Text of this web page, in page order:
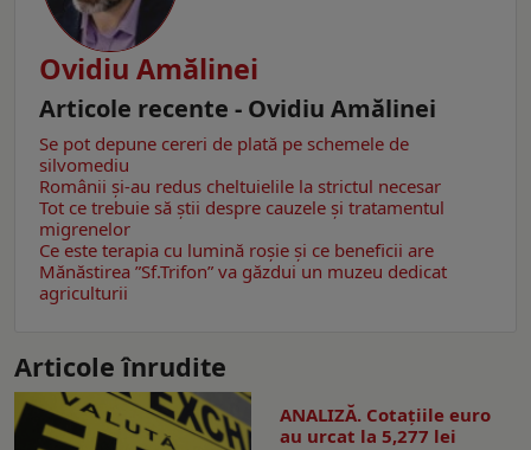
Ovidiu Amălinei
Articole recente - Ovidiu Amălinei
Se pot depune cereri de plată pe schemele de
silvomediu
Românii şi-au redus cheltuielile la strictul necesar
Tot ce trebuie să știi despre cauzele și tratamentul
migrenelor
Ce este terapia cu lumină roșie şi ce beneficii are
Mănăstirea ”Sf.Trifon” va găzdui un muzeu dedicat
agriculturii
Articole înrudite
ANALIZĂ. Cotațiile euro
au urcat la 5,277 lei